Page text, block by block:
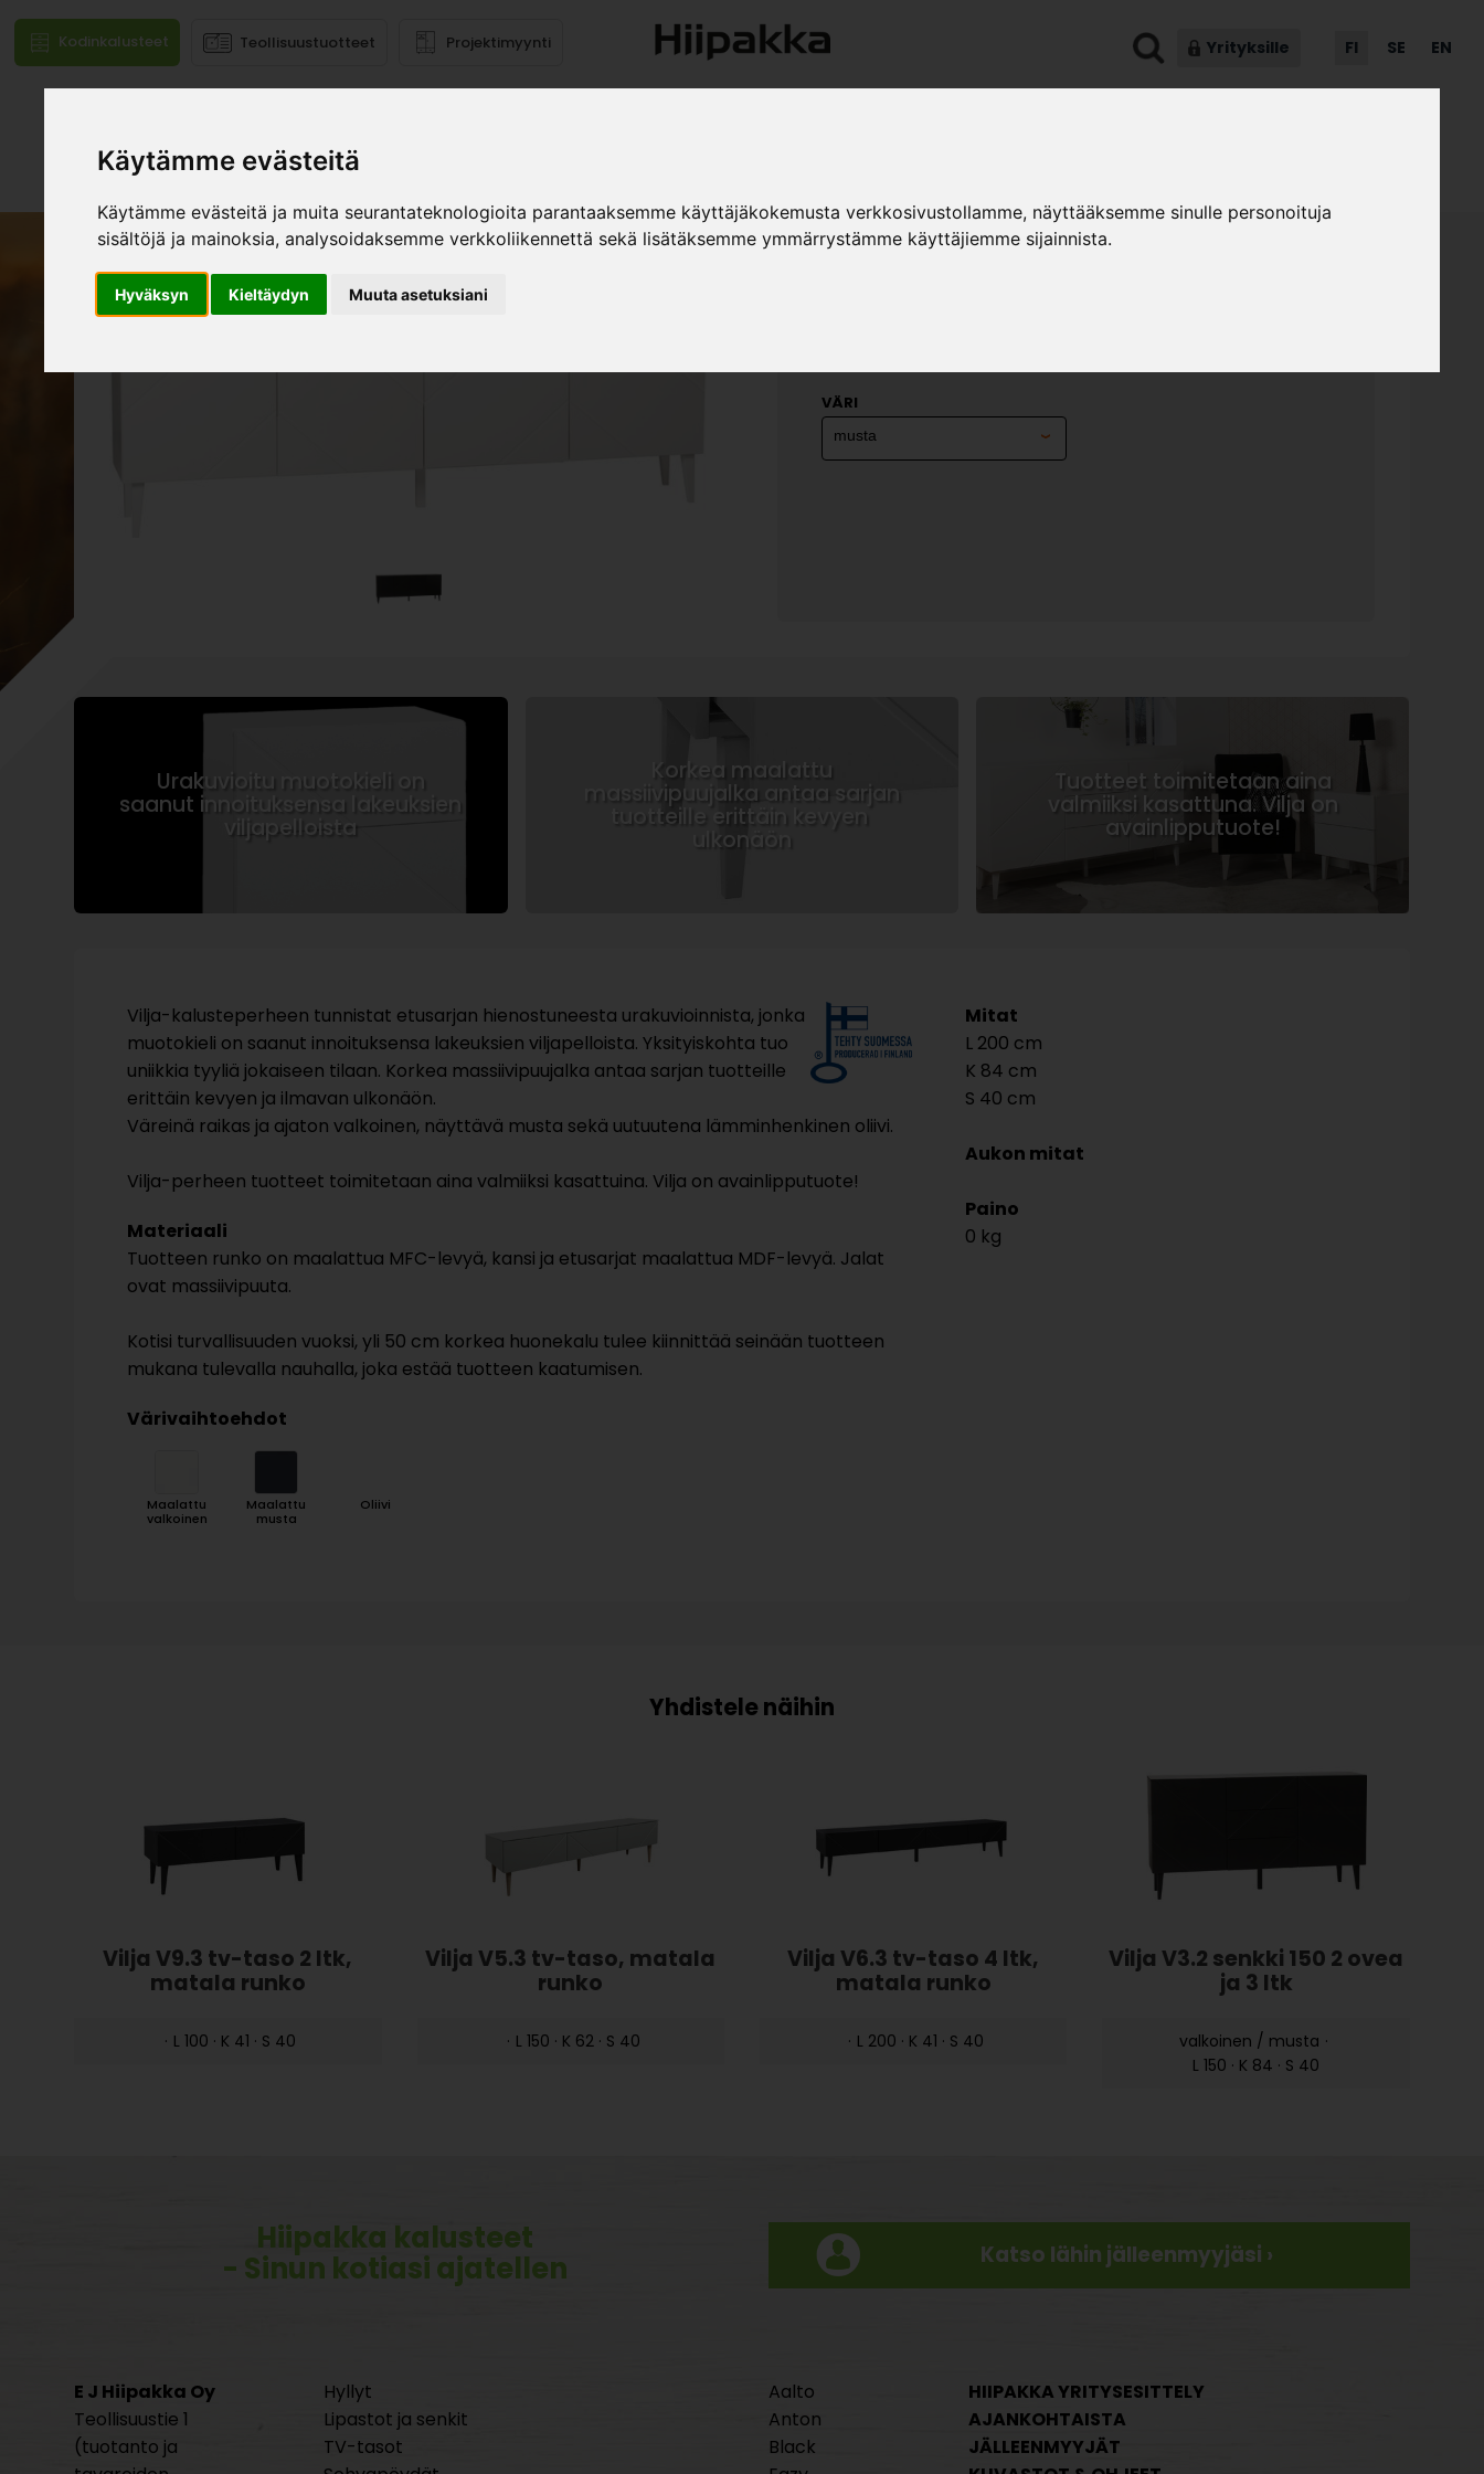
Käytämme evästeitä
Käytämme evästeitä ja muita seurantateknologioita parantaaksemme käyttäjäkokemusta verkkosivustollamme, näyttääksemme sinulle personoituja
sisältöjä ja mainoksia, analysoidaksemme verkkoliikennettä sekä lisätäksemme ymmärrystämme käyttäjiemme sijainnista.
Hyväksyn Kieltäydyn Muuta asetuksiani
Kodinkalusteet Teollisuustuotteet Projektimyynti Yrityksille FI SE EN
Mallistot
VÄRI
Urakuvioitu muotokieli on
saanut innoituksensa lakeuksien
viljapelloista
Korkea maalattu
massiivipuujalka antaa sarjan
tuotteille erittäin kevyen
ulkonäön
Tuotteet toimitetaan aina
valmiiksi kasattuna. Vilja on
avainlipputuote!
Vilja-kalusteperheen tunnistat etusarjan hienostuneesta urakuvioinnista, jonka
muotokieli on saanut innoituksensa lakeuksien viljapelloista. Yksityiskohta tuo
uniikkia tyyliä jokaiseen tilaan. Korkea massiivipuujalka antaa sarjan tuotteille
erittäin kevyen ja ilmavan ulkonäön.
Väreinä raikas ja ajaton valkoinen, näyttävä musta sekä uutuutena lämminhenkinen oliivi.
Vilja-perheen tuotteet toimitetaan aina valmiiksi kasattuina. Vilja on avainlipputuote!
Materiaali
Tuotteen runko on maalattua MFC-levyä, kansi ja etusarjat maalattua MDF-levyä. Jalat
ovat massiivipuuta.
Kotisi turvallisuuden vuoksi, yli 50 cm korkea huonekalu tulee kiinnittää seinään tuotteen
mukana tulevalla nauhalla, joka estää tuotteen kaatumisen.
Värivaihtoehdot
Maalattu
valkoinen
Maalattu
musta
Oliivi
Mitat
200
84
40
Aukon mitat
Paino
0 kg
Vilja V9.3 tv-taso 2 ltk,
matala runko
· L 100 · K 41 · S 40
Vilja V5.3 tv-taso, matala
runko
· L 150 · K 62 · S 40
Vilja V6.3 tv-taso 4 ltk,
matala runko
· L 200 · K 41 · S 40
Vilja V3.2 senkki 150 2 ovea
ja 3 ltk
valkoinen / musta ·
L 150 · K 84 · S 40
Hiipakka kalusteet
- Sinun kotiasi ajatellen Katso lähin jälleenmyyjäsi ›
E J Hiipakka Oy
Teollisuustie 1
(tuotanto ja
Hyllyt
Lipastot ja senkit
TV-tasot
Aalto
Anton
Black
HIIPAKKA YRITYSESITTELY
AJANKOHTAISTA
JÄLLEENMYYJÄT